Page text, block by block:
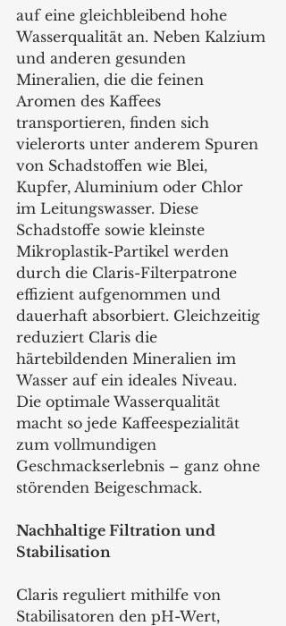
auf eine gleichbleibend hohe
Wasserqualität an. Neben Kalzium
und anderen gesunden
Mineralien, die die feinen
Aromen des Kaffees
transportieren, finden sich
vielerorts unter anderem Spuren
von Schadstoffen wie Blei,
Kupfer, Aluminium oder Chlor
im Leitungswasser. Diese
Schadstoffe sowie kleinste
Mikroplastik-Partikel werden
durch die Claris-Filterpatrone
effizient aufgenommen und
dauerhaft absorbiert. Gleichzeitig
reduziert Claris die
härtebildenden Mineralien im
Wasser auf ein ideales Niveau.
Die optimale Wasserqualität
macht so jede Kaffeespezialität
zum vollmundigen
Geschmackserlebnis – ganz ohne
störenden Beigeschmack.
Nachhaltige Filtration und
Stabilisation
Claris reguliert mithilfe von
Stabilisatoren den pH-Wert,